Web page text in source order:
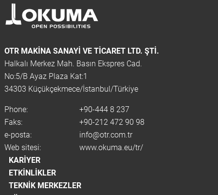
OTR MAKINA SANAYI VE TICARET LTD. ŞTİ.
Halkalı Merkez Mah. Basın Ekspres Cad.
No:5/B Ayaz Plaza Kat:1
34303 Küçükçekmece/İstanbul/Türkiye
Phone:
+90-444 8 237
Faks:
+90-212 472 90 98
e-posta:
info@otr.com.tr
Web sitesi:
www.okuma.eu/tr/
KARIYER
ETKINLIKLER
TEKNIK MERKEZLER